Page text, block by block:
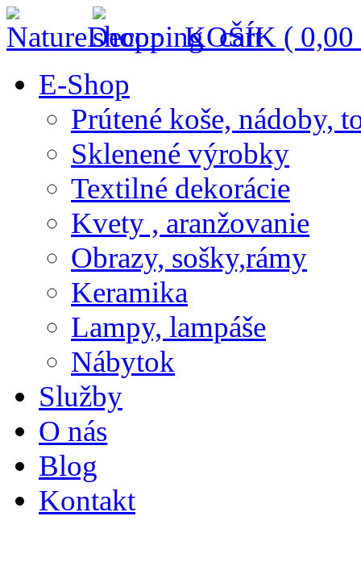
KOŠÍK ( 0,00
E-Shop
Prútené koše, nádoby,
Sklenené výrobky
Textilné dekorácie
Kvety , aranžovanie
Obrazy, sošky,rámy
Keramika
Lampy, lampáše
Nábytok
Služby
O nás
Blog
Kontakt